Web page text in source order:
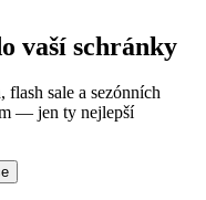
vaší schránky
sale a sezónních
— jen ty nejlepší